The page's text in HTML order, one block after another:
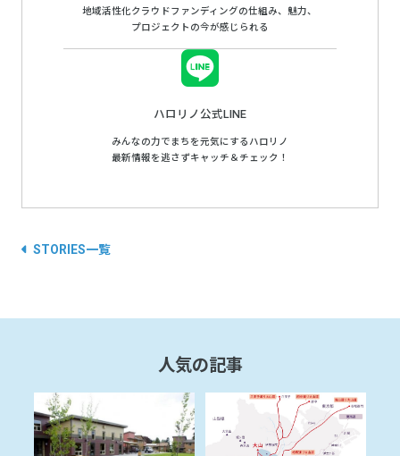
地域活性化クラウドファンディングの仕組み、魅力、
プロジェクトの今が感じられる
ハロリノ公式LINE
みんなの力でまちを元気にするハロリノ
最新情報を逃さずキャッチ＆チェック！
STORIES一覧
人気の記事